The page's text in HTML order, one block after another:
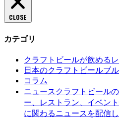
CLOSE
カテゴリ
クラフトビールが飲める
日本のクラフトビールブ
コラム
ニュース クラフトビール
ー、レストラン、イベン
に関わるニュースを配信し